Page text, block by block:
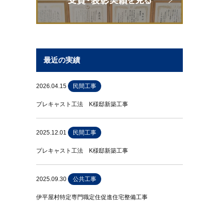
最近の実績
2026.04.15 民間工事
プレキャスト工法 K様邸新築工事
2025.12.01 民間工事
プレキャスト工法 K様邸新築工事
2025.09.30 公共工事
伊平屋村特定専門職定住促進住宅整備工事